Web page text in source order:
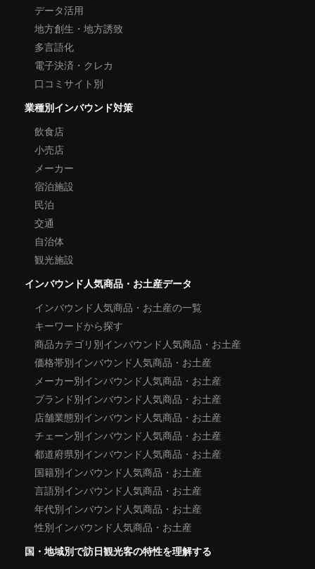
データ活用
地方創生・地方誘致
多言語化
電子決済・クレカ
口コミサイト別
業種別インバウンド対策
飲食店
小売店
メーカー
宿泊施設
民泊
交通
自治体
観光施設
インバウンド人気商品・お土産データ
インバウンド人気商品・お土産の一覧
キーワードから探す
商品カテゴリ別インバウンド人気商品・お土産
価格帯別インバウンド人気商品・お土産
メーカー別インバウンド人気商品・お土産
ブランド別インバウンド人気商品・お土産
店舗業態別インバウンド人気商品・お土産
チェーン別インバウンド人気商品・お土産
都道府県別インバウンド人気商品・お土産
国籍別インバウンド人気商品・お土産
言語別インバウンド人気商品・お土産
年代別インバウンド人気商品・お土産
性別インバウンド人気商品・お土産
国・地域別で訪日観光客の特性を理解する